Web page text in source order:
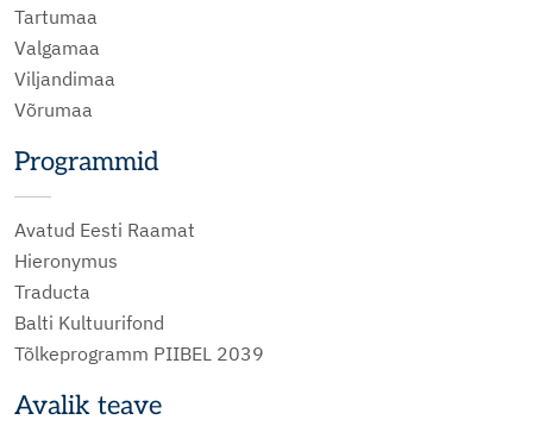
Tartumaa
Valgamaa
Viljandimaa
Võrumaa
Programmid
Avatud Eesti Raamat
Hieronymus
Traducta
Balti Kultuurifond
Tõlkeprogramm PIIBEL 2039
Avalik teave